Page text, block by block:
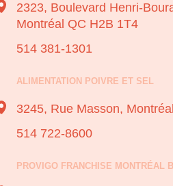
2323, Boulevard Henri-
Montréal QC H2B 1T4
514 381-1301
ALIMENTATION POIVRE ET SEL
3245, Rue Masson,
514 722-8600
PROVIGO FRANCHISE MONTRÉAL